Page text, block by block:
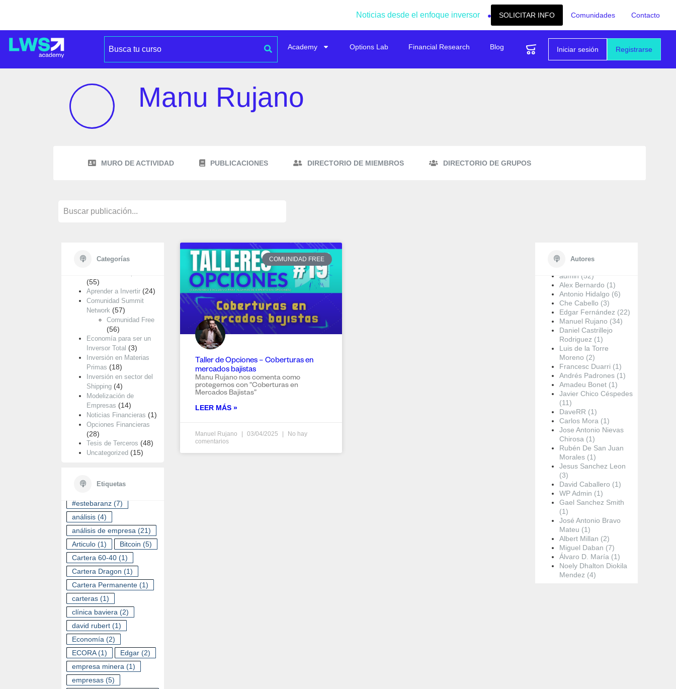
Noticias desde el enfoque inversor SOLICITAR INFO Comunidades Contacto
Registrarse
Iniciar sesión
Academy Options Lab Financial Research Blog
Manu Rujano
MURO DE ACTIVIDAD PUBLICACIONES DIRECTORIO DE MIEMBROS DIRECTORIO DE GRUPOS
Categorías
Categorías
(55)
Aprender a Invertir (24)
Comunidad Summit
Network (57)
Comunidad Free
(56)
Economía para ser un
Inversor Total (3)
Inversión en Materias
Primas (18)
Inversión en sector del
Shipping (4)
Modelización de
Empresas (14)
Noticias Financieras (1)
Opciones Financieras
(28)
Tesis de Terceros (48)
Uncategorized (15)
Etiquetas
ETIQUETAS
#estebaranz (7)
análisis (4)
análisis de empresa (21)
Articulo (1) Bitcoin (5)
Cartera 60-40 (1)
Cartera Dragon (1)
Cartera Permanente (1)
carteras (1)
clínica baviera (2)
david rubert (1)
Economía (2)
ECORA(1) Edgar (2)
empresa minera (1)
empresas (5)
COMUNIDAD FREE
Taller de Opciones – Coberturas en
mercados bajistas
Manu Rujano nos comenta como
protegernos con “Coberturas en
Mercados Bajistas”
LEER MÁS »
Manuel Rujano 03/04/2025
No hay
comentarios
Autores
admin (52)
Alex Bernardo (1)
Antonio Hidalgo (6)
Che Cabello (3)
Edgar Fernández (22)
Manuel Rujano (34)
Daniel Castrillejo
Rodriguez (1)
Luis de la Torre
Moreno (2)
Francesc Duarri (1)
Andrés Padrones (1)
Amadeu Bonet (1)
Javier Chico Céspedes
(11)
DaveRR (1)
Carlos Mora (1)
Jose Antonio Nievas
Chirosa (1)
Rubén De San Juan
Morales (1)
Jesus Sanchez Leon
(3)
David Caballero (1)
WP Admin (1)
Gael Sanchez Smith
(1)
José Antonio Bravo
Mateu (1)
Albert Millan (2)
Miguel Daban (7)
Álvaro D. María (1)
Noely Dhalton Diokila
Mendez (4)